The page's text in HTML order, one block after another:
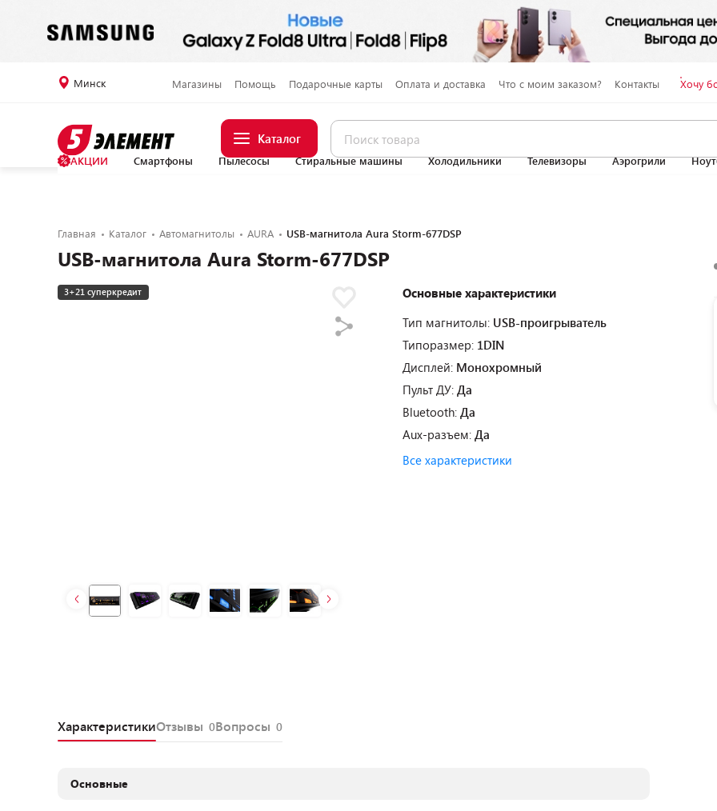
Минск Магазины Помощь Подарочные карты Оплата и доставка Что с моим заказом? Контакты Хочу
Каталог
АКЦИИ Смартфоны Пылесосы Стиральные машины Холодильники Телевизоры Аэрогрили
Главная Каталог Автомагнитолы AURA USB-магнитола Aura Storm-677DSP
USB-магнитола Aura Storm-677DSP
3+21 суперкредит
Основные характеристики
Тип магнитолы: USB-проигрыватель
Типоразмер: 1DIN
Дисплей: Монохромный
Пульт ДУ: Да
Bluetooth: Да
Aux-разъем: Да
Все характеристики
ХарактеристикиОтзывы 0Вопросы 0
Основные